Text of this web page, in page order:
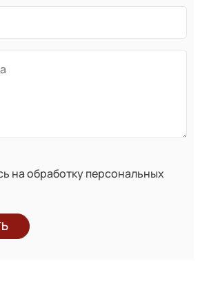
на обработку персональных